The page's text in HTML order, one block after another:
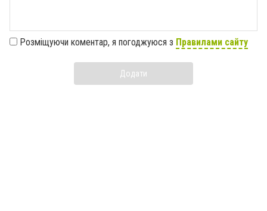
Розміщуючи коментар, я погоджуюся з Правилами сайту
Додати